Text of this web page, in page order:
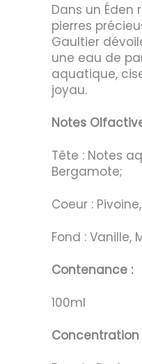
Dans un Éden
pierres
Gaultier
une eau de
aquatique,
joyau.
Notes
Tête : Notes
Bergamote;
Coeur :
Fond : Vanille,
Contenance :
100ml
Concentration